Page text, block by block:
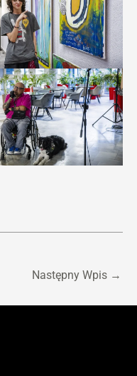
Następny Wpis →